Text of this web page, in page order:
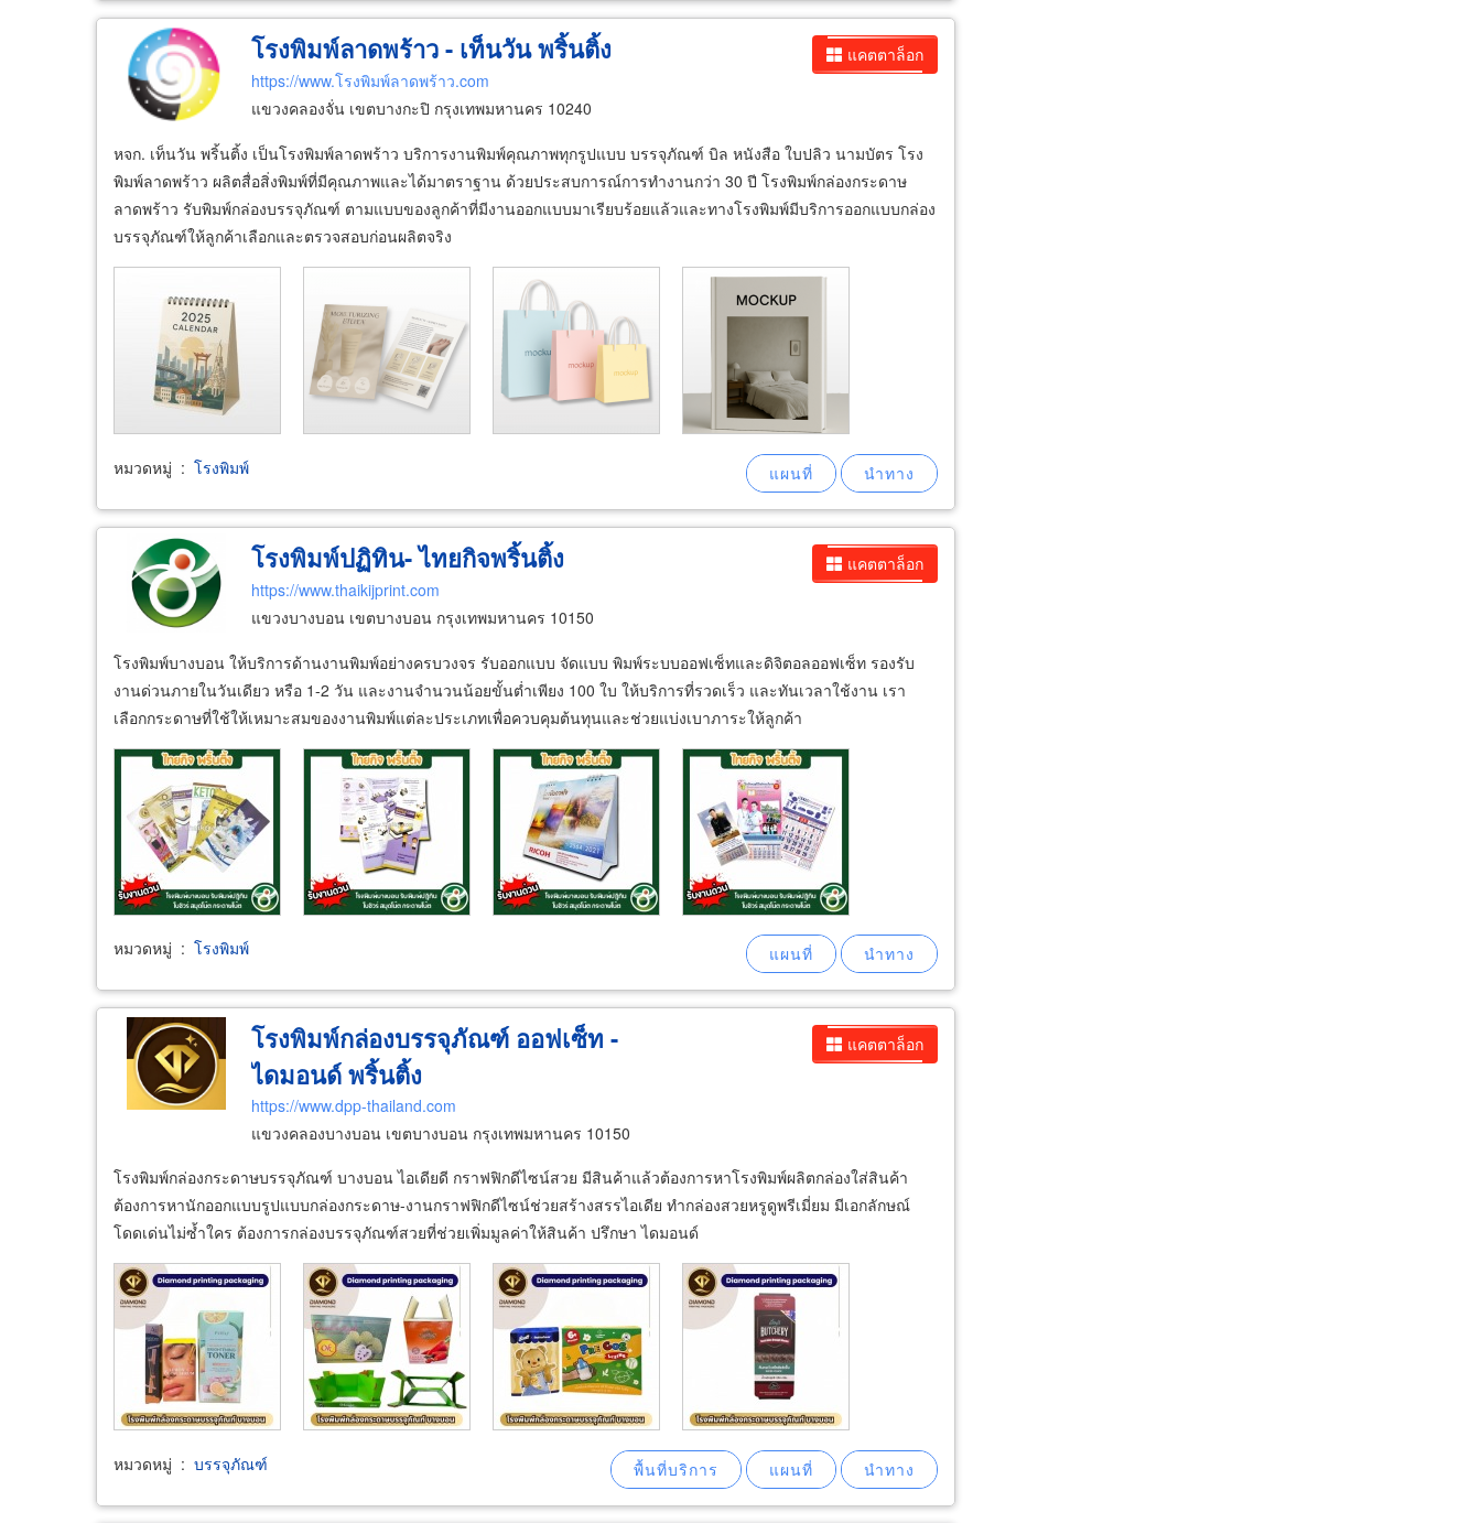
แคตตาล็อก
โรงพิมพ์ลาดพร้าว - เท็นวันพริ้นติ้ง
https://www.โรงพิมพ์ลาดพร้าว.com
แขวงคลองจั่น เขตบางกะปิ กรุงเทพมหานคร 10240
หจก. เท็นวัน พริ้นติ้ง เป็นโรงพิมพ์ลาดพร้าว บริการงานพิมพ์คุณภาพทุกรูปแบบ บรรจุภัณฑ์ บิล หนังสือ ใบปลิว นามบัตร โรง
พิมพ์ลาดพร้าว ผลิตสื่อสิ่งพิมพ์ที่มีคุณภาพและได้มาตราฐาน ด้วยประสบการณ์การทํางานกว่า 30 ปี โรงพิมพ์กล่องกระดาษ
ลาดพร้าว รับพิมพ์กล่องบรรจุภัณฑ์ ตามแบบของลูกค้าที่มีงานออกแบบมาเรียบร้อยแล้วและทางโรงพิมพ์มีบริการออกแบบกล่อง
บรรจุภัณฑ์ให้ลูกค้าเลือกและตรวจสอบก่อนผลิตจริง
หมวดหมู่ : โรงพิมพ์
แคตตาล็อก
โรงพิมพ์ปฏิทิน- ไทยกิจพริ้นติ้ง
https://www.thaikijprint.com
แขวงบางบอน เขตบางบอน กรุงเทพมหานคร 10150
โรงพิมพ์บางบอน ให้บริการด้านงานพิมพ์อย่างครบวงจร รับออกแบบ จัดแบบ พิมพ์ระบบออฟเซ็ทและดิจิตอลออฟเซ็ท รองรับ
งานด่วนภายในวันเดียว หรือ 1-2 วัน และงานจำนวนน้อยขั้นต่ำเพียง 100 ใบ ให้บริการที่รวดเร็ว และทันเวลาใช้งาน เรา
เลือกกระดาษที่ใช้ให้เหมาะสมของงานพิมพ์แต่ละประเภทเพื่อควบคุมต้นทุนและช่วยแบ่งเบาภาระให้ลูกค้า
หมวดหมู่ : โรงพิมพ์
แคตตาล็อก
โรงพิมพ์กล่องบรรจุภัณฑ์ ออฟเซ็ท -
ไดมอนด์ พริ้นติ้ง
https://www.dpp-thailand.com
แขวงคลองบางบอน เขตบางบอน กรุงเทพมหานคร 10150
โรงพิมพ์กล่องกระดาษบรรจุภัณฑ์ บางบอน ไอเดียดี กราฟฟิกดีไซน์สวย มีสินค้าแล้วต้องการหาโรงพิมพ์ผลิตกล่องใส่สินค้า
ต้องการหานักออกแบบรูปแบบกล่องกระดาษ-งานกราฟฟิกดีไซน์ช่วยสร้างสรรไอเดีย ทำกล่องสวยหรูดูพรีเมี่ยม มีเอกลักษณ์
โดดเด่นไม่ซ้ำใคร ต้องการกล่องบรรจุภัณฑ์สวยที่ช่วยเพิ่มมูลค่าให้สินค้า ปรึกษา ไดมอนด์
หมวดหมู่ : บรรจุภัณฑ์